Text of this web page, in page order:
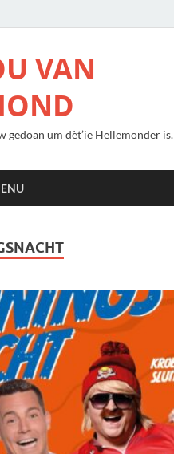
VAN
gedoan um dèt’ie Hellemonder is.